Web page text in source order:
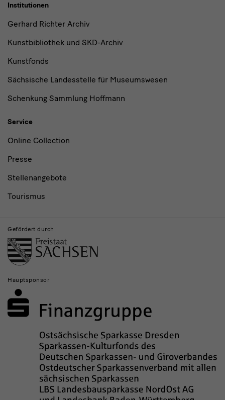
Institutionen
Gerhard Richter Archiv
Kunstbibliothek und SKD-Archiv
Kunstfonds
Sächsische Landesstelle für Museumswesen
Schenkung Sammlung Hoffmann
Service
Online Collection
Presse
Stellenangebote
Tourismus
Gefördert durch
Hauptsponsor